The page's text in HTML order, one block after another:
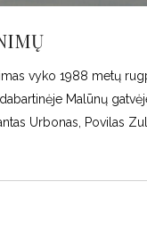
vyko 1988 metų
Malūnų
Urbonas, Povilas